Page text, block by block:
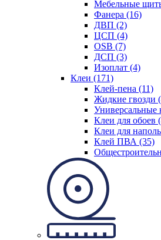
Мебельные
Фанера (16)
ДВП (2)
ЦСП (4)
OSB (7)
ДСП (3)
Изоплат (4)
Клеи (171)
Клей-пена (11)
Жидкие гвозди
Универсальные
Клеи для обоев
Клеи для
Клей ПВА (35)